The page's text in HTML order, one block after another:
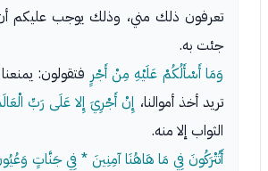
تعرفون ذلك مني، وذلك يوجب عليكم أن
جئت به.
وَمَا أَسْأَلُكُمْ عَلَيْهِ مِنْ أَجْرٍ فتقولون:
تريد أخذ أموالنا، إِنْ أَجْرِيَ إِلا عَلَى رَبِّ
الثواب إلا منه.
أَتُتْرَكُونَ فِي مَا هَاهُنَا آمِنِينَ * فِي جَنَّاتٍ